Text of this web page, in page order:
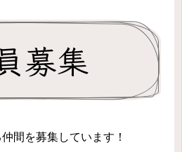
募集
間を募集しています！